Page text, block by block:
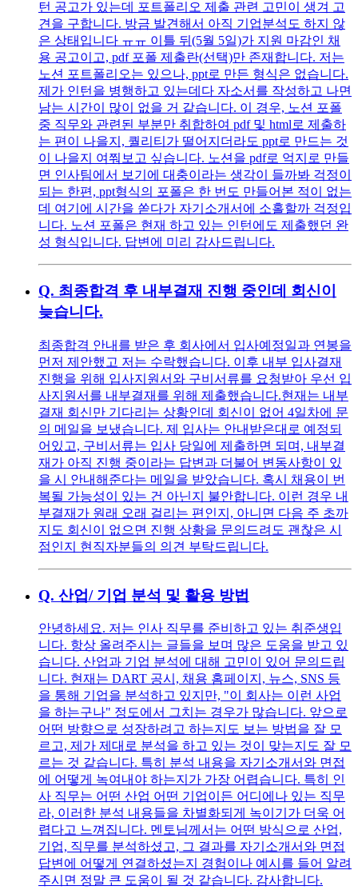
턴 공고가 있는데 포트폴리오 제출 관련 고민이 생겨 고
견을 구합니다. 방금 발견해서 아직 기업분석도 하지 않
은 상태입니다 ㅠㅠ 이틀 뒤(5월 5일)가 지원 마감인 채
용 공고이고, pdf 포폴 제출란(선택)만 존재합니다. 저는
노션 포트폴리오는 있으나, ppt로 만든 형식은 없습니다.
제가 인턴을 병행하고 있는데다 자소서를 작성하고 나면
남는 시간이 많이 없을 거 같습니다. 이 경우, 노션 포폴
중 직무와 관련된 부분만 취합하여 pdf 및 html로 제출하
는 편이 나을지, 퀄리티가 떨어지더라도 ppt로 만드는 것
이 나을지 여쭤보고 싶습니다. 노션을 pdf로 억지로 만들
면 인사팀에서 보기에 대충이라는 생각이 들까봐 걱정이
되는 한편, ppt형식의 포폴은 한 번도 만들어본 적이 없는
데 여기에 시간을 쏟다가 자기소개서에 소홀할까 걱정입
니다. 노션 포폴은 현재 하고 있는 인턴에도 제출했던 완
성 형식입니다. 답변에 미리 감사드립니다.
Q. 최종합격 후 내부결재 진행 중인데 회신이
늦습니다.
최종합격 안내를 받은 후 회사에서 입사예정일과 연봉을
먼저 제안했고 저는 수락했습니다. 이후 내부 입사결재
진행을 위해 입사지원서와 구비서류를 요청받아 우선 입
사지원서를 내부결재를 위해 제출했습니다.현재는 내부
결재 회신만 기다리는 상황인데 회신이 없어 4일차에 문
의 메일을 보냈습니다. 제 입사는 안내받은대로 예정되
어있고, 구비서류는 입사 당일에 제출하면 되며, 내부결
재가 아직 진행 중이라는 답변과 더불어 변동사항이 있
을 시 안내해준다는 메일을 받았습니다. 혹시 채용이 번
복될 가능성이 있는 건 아닌지 불안합니다. 이런 경우 내
부결재가 원래 오래 걸리는 편인지, 아니면 다음 주 초까
지도 회신이 없으면 진행 상황을 문의드려도 괜찮은 시
점인지 현직자분들의 의견 부탁드립니다.
Q. 산업/ 기업 분석 및 활용 방법
안녕하세요. 저는 인사 직무를 준비하고 있는 취준생입
니다. 항상 올려주시는 글들을 보며 많은 도움을 받고 있
습니다. 산업과 기업 분석에 대해 고민이 있어 문의드립
니다. 현재는 DART 공시, 채용 홈페이지, 뉴스, SNS 등
을 통해 기업을 분석하고 있지만, "이 회사는 이런 사업
을 하는구나" 정도에서 그치는 경우가 많습니다. 앞으로
어떤 방향으로 성장하려고 하는지도 보는 방법을 잘 모
르고, 제가 제대로 분석을 하고 있는 것이 맞는지도 잘 모
르는 것 같습니다. 특히 분석 내용을 자기소개서와 면접
에 어떻게 녹여내야 하는지가 가장 어렵습니다. 특히 인
사 직무는 어떤 산업 어떤 기업이든 어디에나 있는 직무
라, 이러한 분석 내용들을 차별화되게 녹이기가 더욱 어
렵다고 느껴집니다. 멘토님께서는 어떤 방식으로 산업,
기업, 직무를 분석하셨고, 그 결과를 자기소개서와 면접
답변에 어떻게 연결하셨는지 경험이나 예시를 들어 알려
주시면 정말 큰 도움이 될 것 같습니다. 감사합니다.